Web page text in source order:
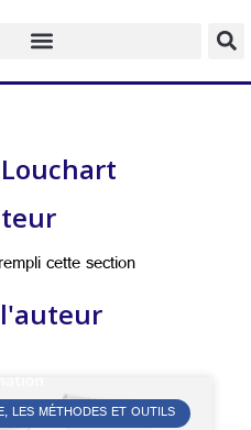
cette section
LES MÉTHODES ET OUTILS